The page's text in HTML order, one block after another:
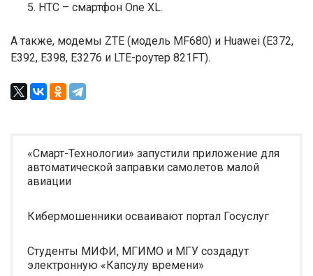
HTC – смартфон One XL.
А также, модемы ZTE (модель MF680) и Huawei (E372,
E392, E398, E3276 и LTE-роутер 821FT).
«Смарт-Технологии» запустили приложение для
автоматической заправки самолетов малой
авиации
Кибермошенники осваивают портал Госуслуг
Студенты МИФИ, МГИМО и МГУ создадут
электронную «Капсулу времени»